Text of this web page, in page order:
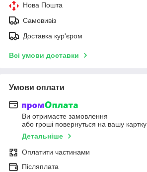
Нова Пошта
Самовивіз
Доставка кур'єром
Всі умови доставки
Умови оплати
Ви отримаєте замовлення
або гроші повернуться на вашу картку
Детальніше
Оплатити частинами
Післяплата